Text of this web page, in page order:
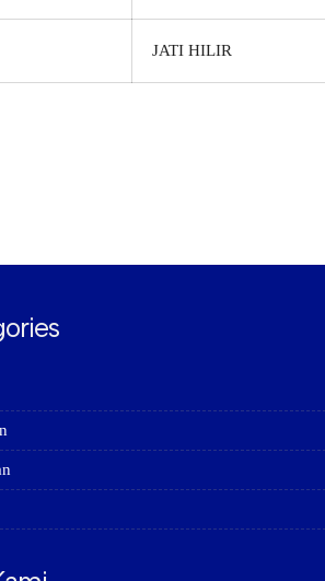
JATI HILIR